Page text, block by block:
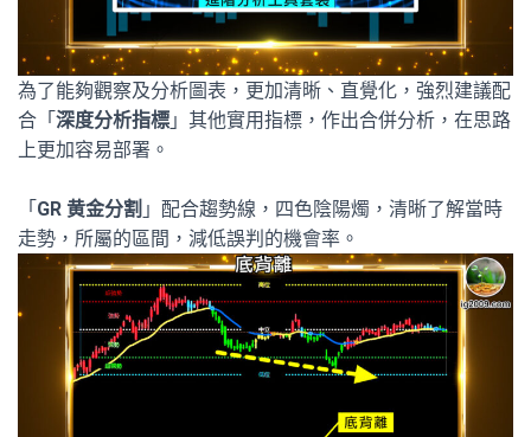
為了能夠觀察及分析圖表，更加清晰、直覺化，強烈建議配
合「 深度分析指標 」其他實用指標，作出合併分析，在思路
上更加容易部署。
「 GR 黄金分割 」配合趨勢線，四色陰陽燭，清晰了解當時
走勢，所屬的區間，減低誤判的機會率。